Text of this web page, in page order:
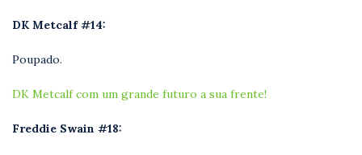
DK Metcalf #14:
Poupado.
DK Metcalf com um grande futuro a sua frente!
Freddie Swain #18: